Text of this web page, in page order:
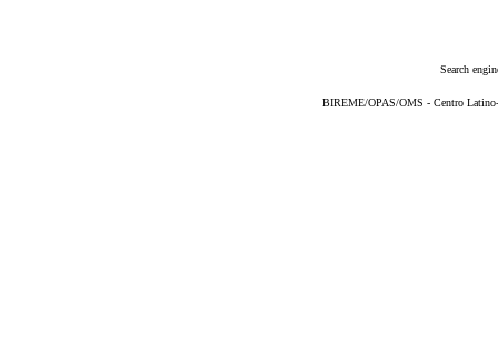
Search
BIREME/OPAS/OMS - Centro Latino-